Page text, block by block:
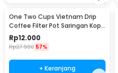
One Two Cups Vietnam Drip
Coffee Filter Pot Saringan Kopi
114ml 6Q - LC1
Rp12.000
Rp27.900 57%
+ Keranjang